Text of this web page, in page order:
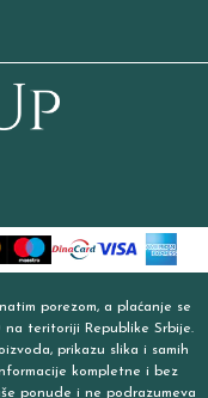
porezom, a plaćanje se
na teritoriji Republike Srbije.
prikazu slika i samih
kompletne i bez
ponude i ne podrazumeva